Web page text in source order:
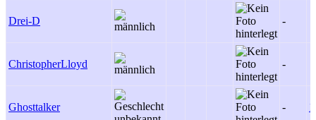
Drei-D -
ChristopherLloyd -
Ghosttalker - 1